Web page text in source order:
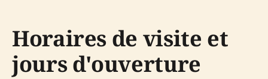
Horaires de visite et
jours d'ouverture